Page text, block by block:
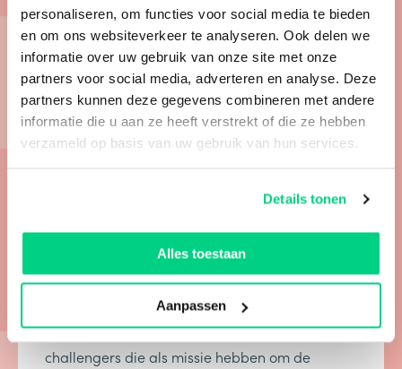
personaliseren, om functies voor social media te bieden
en om ons websiteverkeer te analyseren. Ook delen we
informatie over uw gebruik van onze site met onze
partners voor social media, adverteren en analyse. Deze
partners kunnen deze gegevens combineren met andere
informatie die u aan ze heeft verstrekt of die ze hebben
verzameld op basis van uw gebruik van hun services.
Details tonen
Alles toestaan
Aanpassen
Over Search Signals
Met onze intrinsieke vechtlust transformeren wij
kunnen leveren. Door CO2 neutraal te opereren
en sturen op impact- in plaats van
winstmaximalisatie. Door te knokken voor
challengers die als missie hebben om de